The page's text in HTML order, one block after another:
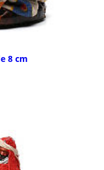
8 cm